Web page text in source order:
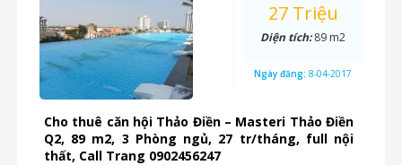
Cho thuê căn hội Thảo Điền – Masteri Thảo Điền
Q2, 89 m2, 3 Phòng ngủ, 27 tr/tháng, full nội
thất, Call Trang 0902456247
27 Triệu
Diện tích:89 m2
Ngày đăng: 8-04-2017